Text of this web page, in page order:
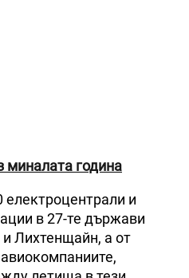
миналата година
електроцентрали и
в 27-те държави
Лихтенщайн, а от